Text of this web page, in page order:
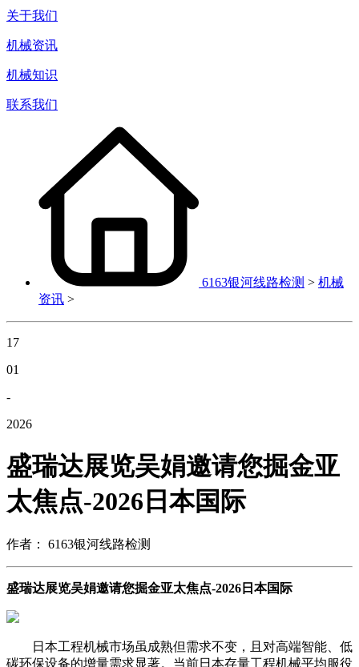
关于我们
机械资讯
机械知识
联系我们
6163银河线路检测 > 机械
资讯 >
17
01
-
2026
盛瑞达展览吴娟邀请您掘金亚
太焦点-2026日本国际
作者： 6163银河线路检测
盛瑞达展览吴娟邀请您掘金亚太焦点-2026日本国际
日本工程机械市场虽成熟但需求不变，且对高端智能、低
碳环保设备的增量需求显著。当前日本存量工程机械平均服役